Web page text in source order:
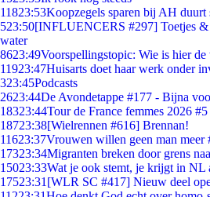
11823:53Koopzegels sparen bij AH duurt
523:50[INFLUENCERS #297] Toetjes
water
8623:49Voorspellingstopic: Wie is hier
11923:47Huisarts doet haar werk onder
323:45Podcasts
2623:44De Avondetappe #177 - Bijna
18323:44Tour de France femmes 2026
18723:38[Wielrennen #616] Brennan!
11623:37Vrouwen willen geen man meer
17323:34Migranten breken door grens
15023:33Wat je ook stemt, je krijgt in
17523:31 [WLR SC #417] Nieuw deel